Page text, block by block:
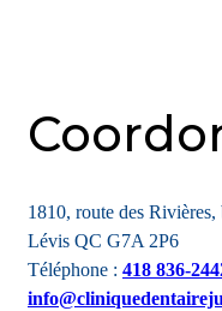
1810, route des Rivières,
Lévis QC G7A 2P6
Téléphone : 418 836-